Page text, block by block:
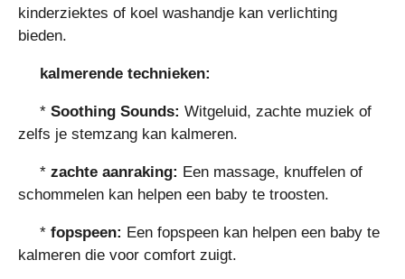
kinderziektes of koel washandje kan verlichting
bieden.
kalmerende technieken:
* Soothing Sounds: Witgeluid, zachte muziek of
zelfs je stemzang kan kalmeren.
* zachte aanraking: Een massage, knuffelen of
schommelen kan helpen een baby te troosten.
* fopspeen: Een fopspeen kan helpen een baby te
kalmeren die voor comfort zuigt.